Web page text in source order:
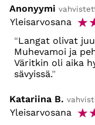
Anonyymi
Yleisarvosana ☆
Langat olivat
Muhevamoi ja
Väritkin oli aika
sävyissä.
Katariina B.
Yleisarvosana ☆